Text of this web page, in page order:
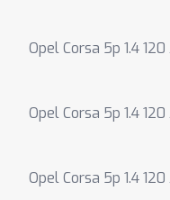
Opel Corsa 5p 1.4
Opel Corsa 5p 1.4
Opel Corsa 5p 1.4